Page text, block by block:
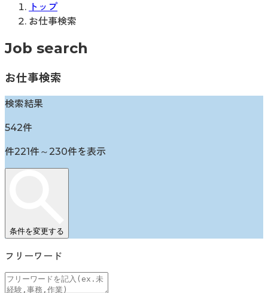
トップ
お仕事検索
Job search
お仕事検索
検索結果
542件
件221件～230件を表示
条件を変更する
フリーワード